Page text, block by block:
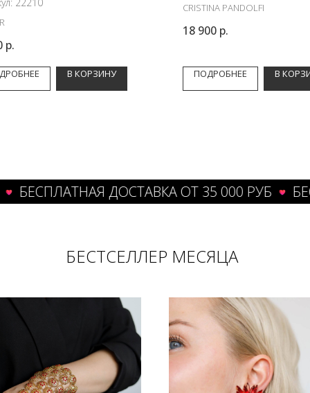
р.
В КОРЗИНУ
CRISTINA PANDOLFI
18 900 р.
ПОДРОБНЕЕ В
ДОСТАВКА ОТ 35 000 РУБ
БЕСТСЕЛЛЕР МЕСЯЦА